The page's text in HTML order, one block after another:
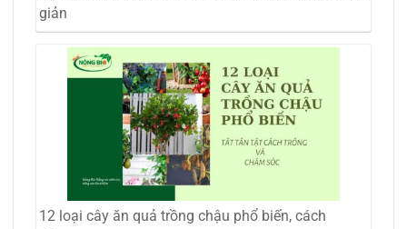
giản
12 loại cây ăn quả trồng chậu phổ biến, cách